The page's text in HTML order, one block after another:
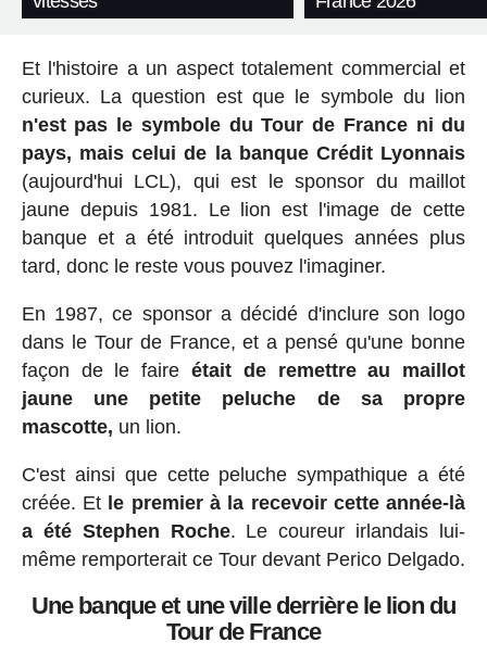
Et l'histoire a un aspect totalement commercial et
curieux. La question est que le symbole du lion
n'est pas le symbole du Tour de France ni du
pays, mais celui de la banque Crédit Lyonnais
(aujourd'hui LCL), qui est le sponsor du maillot
jaune depuis 1981. Le lion est l'image de cette
banque et a été introduit quelques années plus
tard, donc le reste vous pouvez l'imaginer.
En 1987, ce sponsor a décidé d'inclure son logo
dans le Tour de France, et a pensé qu'une bonne
façon de le faire était de remettre au maillot
jaune une petite peluche de sa propre
mascotte, un lion.
C'est ainsi que cette peluche sympathique a été
créée. Et le premier à la recevoir cette année-là
a été Stephen Roche. Le coureur irlandais lui-
même remporterait ce Tour devant Perico Delgado.
Une banque et une ville derrière le lion du
Tour de France